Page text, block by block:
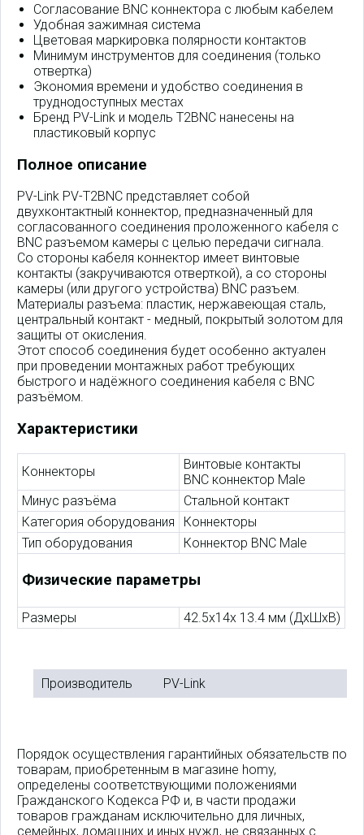
Согласование BNC коннектора с любым кабелем
Удобная зажимная система
Цветовая маркировка полярности контактов
Минимум инструментов для соединения (только
отвертка)
Экономия времени и удобство соединения в
труднодоступных местах
Бренд PV-Link и модель T2BNC нанесены на
пластиковый корпус
Полное описание
PV-Link PV-T2BNC представляет собой
двухконтактный коннектор, предназначенный для
согласованного соединения проложенного кабеля с
BNC разъемом камеры с целью передачи сигнала.
Со стороны кабеля коннектор имеет винтовые
контакты (закручиваются отверткой), а со стороны
камеры (или другого устройства) BNC разъем.
Материалы разъема: пластик, нержавеющая сталь,
центральный контакт - медный, покрытый золотом для
защиты от окисления.
Этот способ соединения будет особенно актуален
при проведении монтажных работ требующих
быстрого и надёжного соединения кабеля с BNC
разъёмом.
Характеристики
Коннекторы
Винтовые контакты
BNC коннектор Male
Минус разъёма
Стальной контакт
Категория оборудования
Коннекторы
Тип оборудования
Коннектор BNC Male
Физические параметры
Размеры 42.5х14х 13.4 мм (ДхШхВ)
Производитель PV-Link
Порядок осуществления гарантийных обязательств по
товарам, приобретенным в магазине homy,
определены соответствующими положениями
Гражданского Кодекса РФ и, в части продажи
товаров гражданам исключительно для личных,
семейных, домашних и иных нужд, не связанных с